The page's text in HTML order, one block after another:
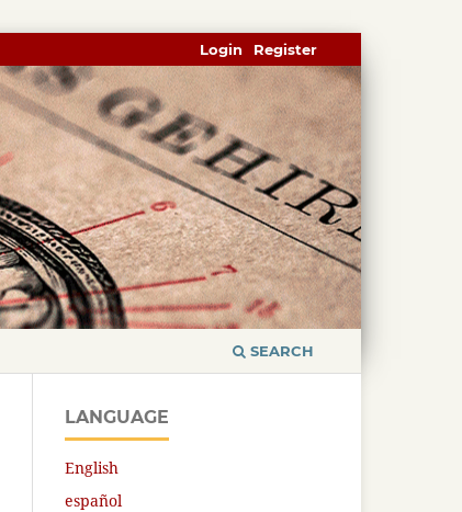
SEARCH
Register
Login
LANGUAGE
English
español